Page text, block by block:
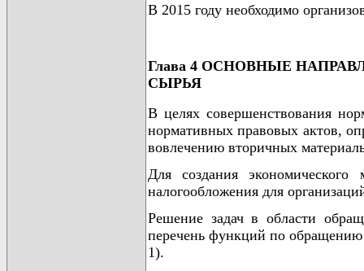
В 2015 году необходимо
Глава 4 ОСНОВНЫЕ
СЫРЬЯ
В целях совершенствования
нормативных правовых актов,
вовлечению вторичных
Для создания
налогообложения для
Решение задач в области
перечень функций по обращению
1).